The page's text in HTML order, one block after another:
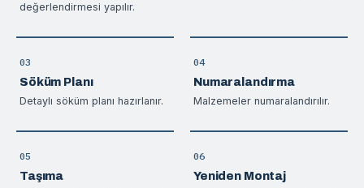
değerlendirmesi yapılır.
03
Söküm Planı
Detaylı söküm planı hazırlanır.
04
Numaralandırma
Malzemeler numaralandırılır.
05
Taşıma
06
Yeniden Montaj